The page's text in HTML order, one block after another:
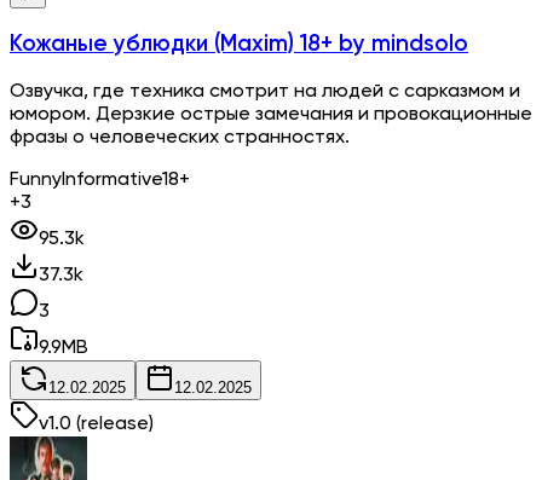
Кожаные ублюдки (Maxim) 18+ by mindsolo
Озвучка, где техника смотрит на людей с сарказмом и
юмором. Дерзкие острые замечания и провокационные
фразы о человеческих странностях.
FunnyInformative18+
+3
95.3k
37.3k
3
9.9MB
12.02.2025 12.02.2025
v1.0 (release)